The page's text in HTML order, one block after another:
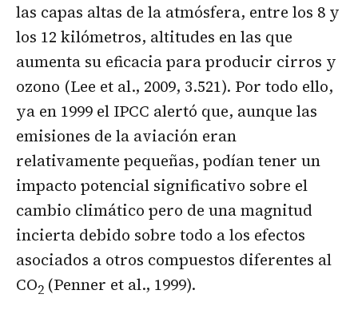
las capas altas de la atmósfera, entre los 8 y
los 12 kilómetros, altitudes en las que
aumenta su eficacia para producir cirros y
ozono (Lee et al., 2009, 3.521). Por todo ello,
ya en 1999 el IPCC alertó que, aunque las
emisiones de la aviación eran
relativamente pequeñas, podían tener un
impacto potencial significativo sobre el
cambio climático pero de una magnitud
incierta debido sobre todo a los efectos
asociados a otros compuestos diferentes al
CO2 (Penner et al., 1999).